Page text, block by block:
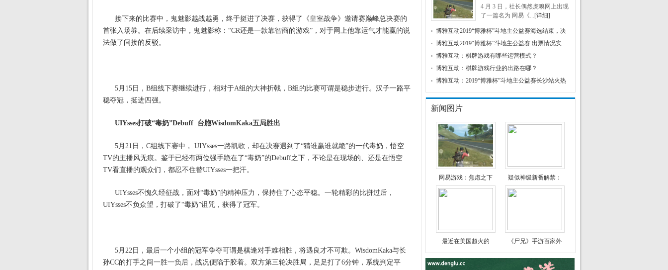
接下来的比赛中，鬼魅影越战越勇，终于挺进了决赛，获得了《皇室战争》邀请赛巅峰总决赛的
首张入场券。在后续采访中，鬼魅影称：“CR还是一款靠智商的游戏”，对于网上他靠运气才能赢的说
法做了间接的反驳。
5月15日，B组线下赛继续进行，相对于A组的大神折戟，B组的比赛可谓是稳步进行。汉子一路平
稳夺冠，挺进四强。
UIYsses打破“毒奶”Debuff 台胞WisdomKaka五局胜出
5月21日，C组线下赛中， UIYsses一路凯歌，却在决赛遇到了“猜谁赢谁就跪”的一代毒奶，悟空
TV的主播风无痕。鉴于已经有两位强手跪在了“毒奶”的Debuff之下，不论是在现场的、还是在悟空
TV看直播的观众们，都忍不住替UIYsses一把汗。
UIYsses不愧久经征战，面对“毒奶”的精神压力，保持住了心态平稳。一轮精彩的比拼过后，
UIYsses不负众望，打破了“毒奶”诅咒，获得了冠军。
5月22日，最后一个小组的冠军争夺可谓是棋逢对手难相胜，将遇良才不可欺。WisdomKaka与长
孙CC的打手之间一胜一负后，战况便陷于胶着。双方第三轮决胜局，足足打了6分钟，系统判定平
4 月 3 日，社长偶然虎嗅网上出现
了一篇名为 网易《...[详细]
博雅互动2019“博雅杯”斗地主公益赛海选结束，决
博雅互动2019“博雅杯”斗地主公益赛 出票情况实
博雅互动：棋牌游戏有哪些运营模式？
博雅互动：棋牌游戏行业的出路在哪？
博雅互动：2019“博雅杯”斗地主公益赛长沙站火热
新闻图片
网易游戏：焦虑之下 疑似神级新番解禁：
最近在美国超火的 《尸兄》手游百家外